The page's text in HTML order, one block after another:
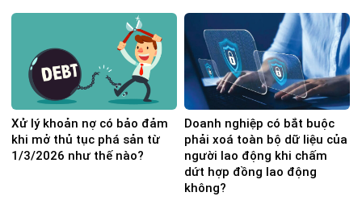
Xử lý khoản nợ có bảo đảm
khi mở thủ tục phá sản từ
1/3/2026 như thế nào?
Doanh nghiệp có bắt buộc
phải xoá toàn bộ dữ liệu của
người lao động khi chấm
dứt hợp đồng lao động
không?